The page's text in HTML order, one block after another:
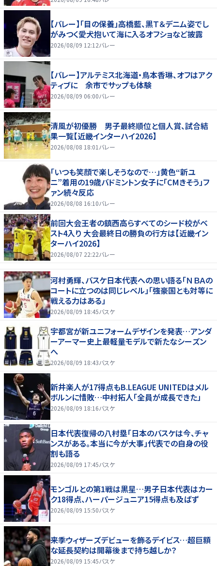
【バレー】「目の保養」高橋藍、黒Ｔ＆デニム姿でし
がみつく愛犬抱いて海に入るオフショなど披露
2026/08/09 12:12バレー
【バレー】アルテミス北海道・鳥本香琳、オフはアク
ティブに 余市でサップも体験
2026/08/09 06:00バレー
清風が初優勝 男子最終順位と個人賞、試合結
果一覧【近畿インターハイ2026】
2026/08/08 18:01 バレー
「いつも笑顔で楽しそうなので…」黄色“新ユ
ニ”着用の19歳バドミントン女子に「CMきそう」フ
ァン続々反応
2026/08/08 16:10バレー
前回大会王者の鎮西高らすべてのシード校がベ
スト4入り 大会最終日の勝負の行方は【近畿イン
ターハイ2026】
2026/08/07 22:22バレー
河村勇輝、バスケ日本代表への思い語る「ＮＢＡの
コートに立つのは同じレベル」「強豪国とも対等に
戦える力はある」
2026/08/09 18:45バスケ
宇都宮が新ユニフォームデザインを発表…アンダ
ーアーマー史上最軽量モデルで新たなシーズン
へ
2026/08/09 18:43バスケ
新井楽人が17得点もB.LEAGUE UNITEDはメル
ボルンに惜敗…中村拓人「全員が成長できた」
2026/08/09 18:16バスケ
日本代表復帰の八村塁「日本のバスケは今、チャ
ンスがある。本当に今が大事」代表での自身の役
割も語る
2026/08/09 17:45バスケ
モンゴルとの第1戦は黒星…男子日本代表はカー
ク18得点、ハーパージュニア15得点も及ばず
2026/08/09 15:50バスケ
来季ウィザーズデビューを飾るデイビス…超巨額
な延長契約は開幕後まで持ち越しか？
2026/08/09 15:45バスケ